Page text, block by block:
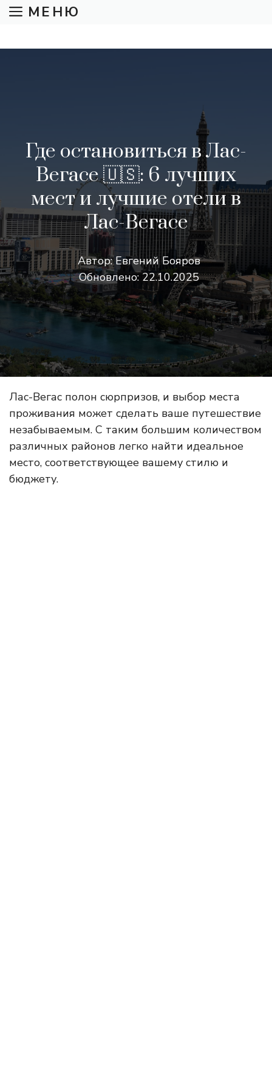
ПерейтиМЕНЮ
Где остановиться в Лас-
Вегасе 🇺🇸: 6 лучших
мест и лучшие отели в
Лас-Вегасе
Автор:Евгений Бояров
Обновлено:22.10.2025
Лас-Вегас полон сюрпризов, и выбор места
проживания может сделать ваше путешествие
незабываемым. С таким большим количеством
различных районов легко найти идеальное
место, соответствующее вашему стилю и
бюджету.